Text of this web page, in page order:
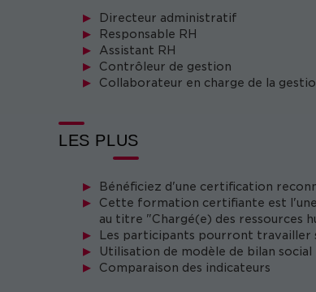
Directeur administratif
Responsable RH
Assistant RH
Contrôleur de gestion
Collaborateur en charge de la
LES PLUS
Bénéficiez d'une certification
Cette formation certifiante est
au titre "Chargé(e) des ressources
Les participants pourront travailler
Utilisation de modèle de bilan social
Comparaison des indicateurs